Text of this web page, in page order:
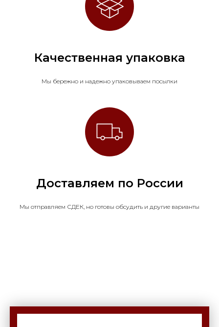
Качественная упаковка
Мы бережно и надежно упаковываем посылки
Доставляем по России
Мы отправляем СДЕК, но готовы обсудить и другие варианты